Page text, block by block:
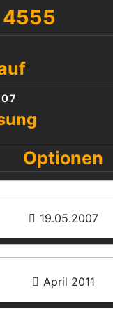
4555
Optionen
19.05.2007
April 2011